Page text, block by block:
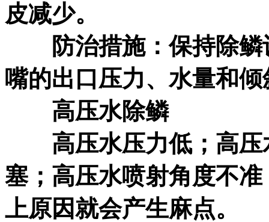
皮减少。
防治措施：保持除鳞
嘴的出口压力、水量和
高压水除鳞
高压水压力低；高压
塞；高压水喷射角度不
上原因就会产生麻点。